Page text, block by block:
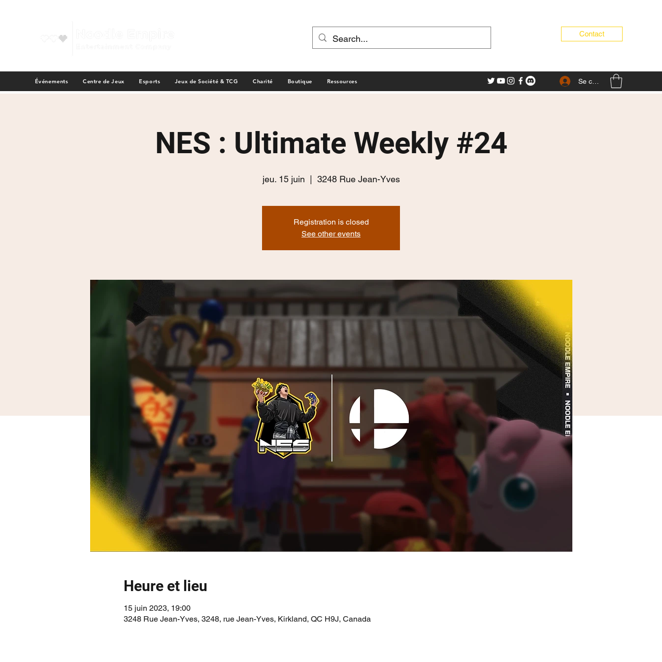
Contact
Événements Centre de Jeux Esports Jeux de Société & TCG Charité Boutique Ressources Se connecter
NES : Ultimate Weekly #24
jeu. 15 juin 3248 Rue Jean-Yves
Registration is closed
See other events
Heure et lieu
15 juin 2023, 19:00
3248 Rue Jean-Yves, 3248, rue Jean-Yves, Kirkland, QC H9J, Canada